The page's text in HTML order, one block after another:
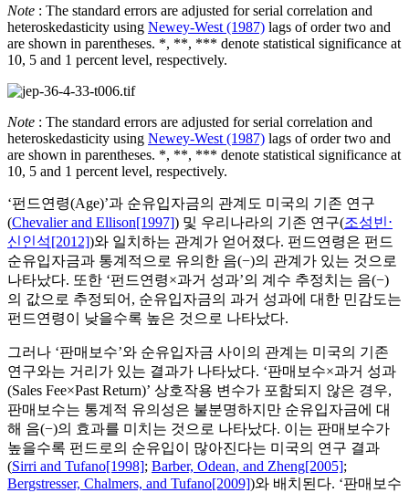
Note : The standard errors are adjusted for serial correlation and
heteroskedasticity using Newey-West (1987) lags of order two and
are shown in parentheses. *, **, *** denote statistical significance at
10, 5 and 1 percent level, respectively.
Note : The standard errors are adjusted for serial correlation and
heteroskedasticity using Newey-West (1987) lags of order two and
are shown in parentheses. *, **, *** denote statistical significance at
10, 5 and 1 percent level, respectively.
‘펀드연령(Age)’과 순유입자금의 관계도 미국의 기존 연구
(Chevalier and Ellison[1997]) 및 우리나라의 기존 연구(조성빈⋅
신인석[2012])와 일치하는 관계가 얻어졌다. 펀드연령은 펀드
순유입자금과 통계적으로 유의한 음(−)의 관계가 있는 것으로
나타났다. 또한 ‘펀드연령×과거 성과’의 계수 추정치는 음(−)
의 값으로 추정되어, 순유입자금의 과거 성과에 대한 민감도는
펀드연령이 낮을수록 높은 것으로 나타났다.
그러나 ‘판매보수’와 순유입자금 사이의 관계는 미국의 기존
연구와는 거리가 있는 결과가 나타났다. ‘판매보수×과거 성과
(Sales Fee×Past Return)’ 상호작용 변수가 포함되지 않은 경우,
판매보수는 통계적 유의성은 불분명하지만 순유입자금에 대
해 음(−)의 효과를 미치는 것으로 나타났다. 이는 판매보수가
높을수록 펀드로의 순유입이 많아진다는 미국의 연구 결과
(Sirri and Tufano[1998]; Barber, Odean, and Zheng[2005];
Bergstresser, Chalmers, and Tufano[2009])와 배치된다. ‘판매보수